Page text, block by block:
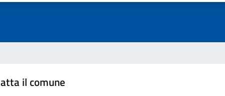
il comune